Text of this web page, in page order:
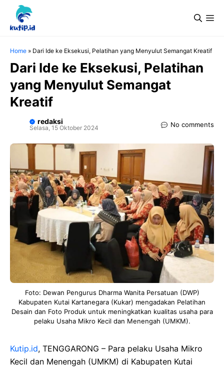
Langsung
Home » Dari Ide ke Eksekusi, Pelatihan yang Menyulut Semangat Kreatif
Dari Ide ke Eksekusi, Pelatihan
yang Menyulut Semangat
Kreatif
redaksi
Selasa, 15 Oktober 2024 No comments
Foto: Dewan Pengurus Dharma Wanita Persatuan (DWP)
Kabupaten Kutai Kartanegara (Kukar) mengadakan Pelatihan
Desain dan Foto Produk untuk meningkatkan kualitas usaha para
pelaku Usaha Mikro Kecil dan Menengah (UMKM).
Kutip.id, TENGGARONG – Para pelaku Usaha Mikro
Kecil dan Menengah (UMKM) di Kabupaten Kutai